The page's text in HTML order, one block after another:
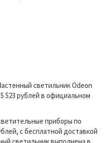
светильник Odeon
523 рублей в официальном
приборы по
с бесплатной доставкой
светильник выполнена в